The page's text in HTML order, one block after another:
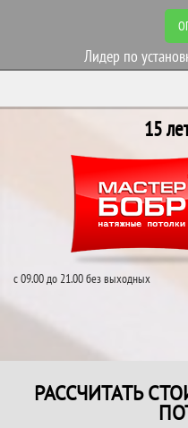
Лидер по
15
с 09.00 до 21.00 без выходных
РАССЧИТАТЬ